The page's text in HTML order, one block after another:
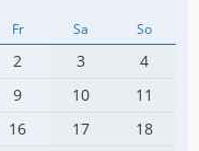
Fr Sa So
2 3
4
9 10
11
16 17
18